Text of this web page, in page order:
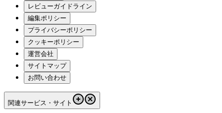
レビューガイドライン
編集ポリシー
プライバシーポリシー
クッキーポリシー
運営会社
サイトマップ
お問い合わせ
関連サービス・サイト